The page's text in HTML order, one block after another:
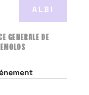
ALBI
GENERALE DE